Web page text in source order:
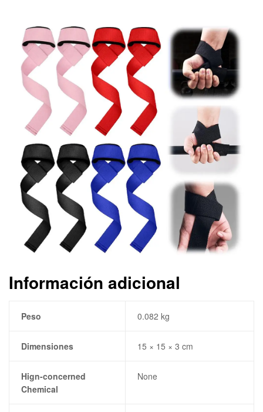
Información adicional
Peso 0.082 kg
Dimensiones 15 × 15 × 3 cm
Hign-concerned
Chemical
None